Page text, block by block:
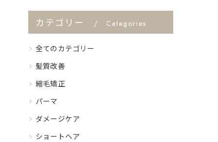
カテゴリー Categories
全てのカテゴリー
髪質改善
縮毛矯正
パーマ
ダメージケア
ショートヘア